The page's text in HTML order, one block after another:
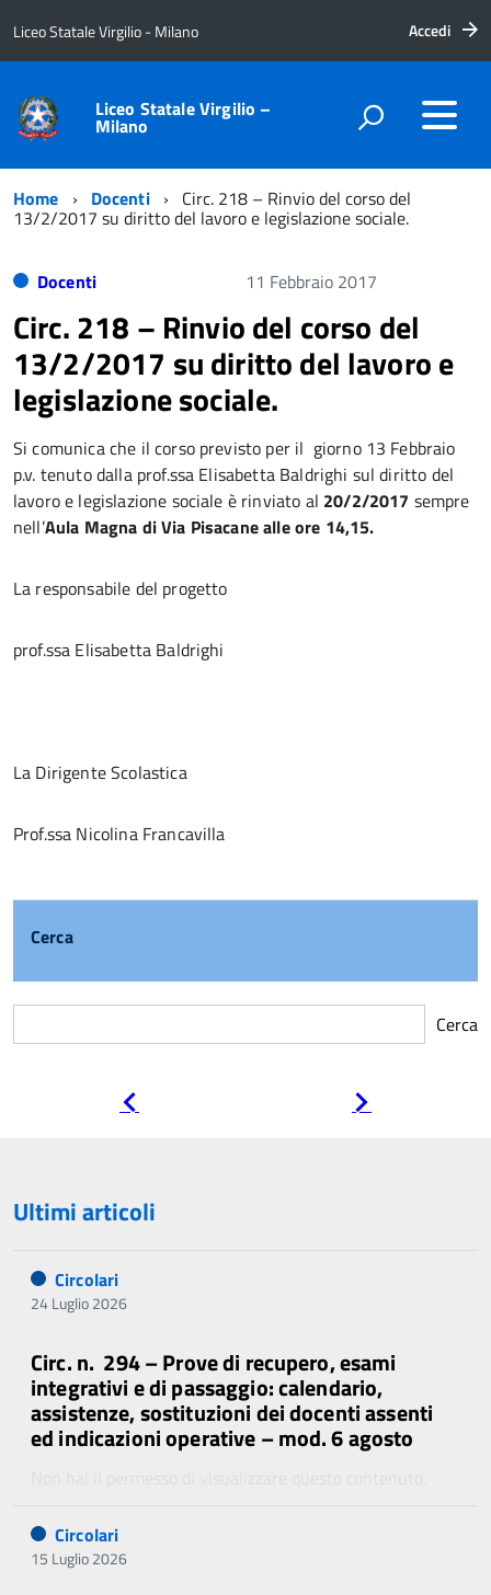
Liceo Statale Virgilio - Milano Accedi
Liceo Statale Virgilio –
Milano
Home Docenti Circ. 218 – Rinvio del corso del
13/2/2017 su diritto del lavoro e legislazione sociale.
Docenti 11 Febbraio 2017
Circ. 218 – Rinvio del corso del
13/2/2017 su diritto del lavoro e
legislazione sociale.
Si comunica che il corso previsto per il giorno 13 Febbraio
p.v. tenuto dalla prof.ssa Elisabetta Baldrighi sul diritto del
lavoro e legislazione sociale è rinviato al 20/2/2017 sempre
nell’Aula Magna di Via Pisacane alle ore 14,15.
La responsabile del progetto
prof.ssa Elisabetta Baldrighi
La Dirigente Scolastica
Prof.ssa Nicolina Francavilla
Cerca
Cerca
Ultimi articoli
Circolari
24 Luglio 2026
Circ. n. 294 – Prove di recupero, esami
integrativi e di passaggio: calendario,
assistenze, sostituzioni dei docenti assenti
ed indicazioni operative – mod. 6 agosto
Circolari
15 Luglio 2026